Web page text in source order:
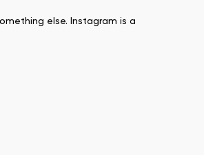
else. Instagram is a